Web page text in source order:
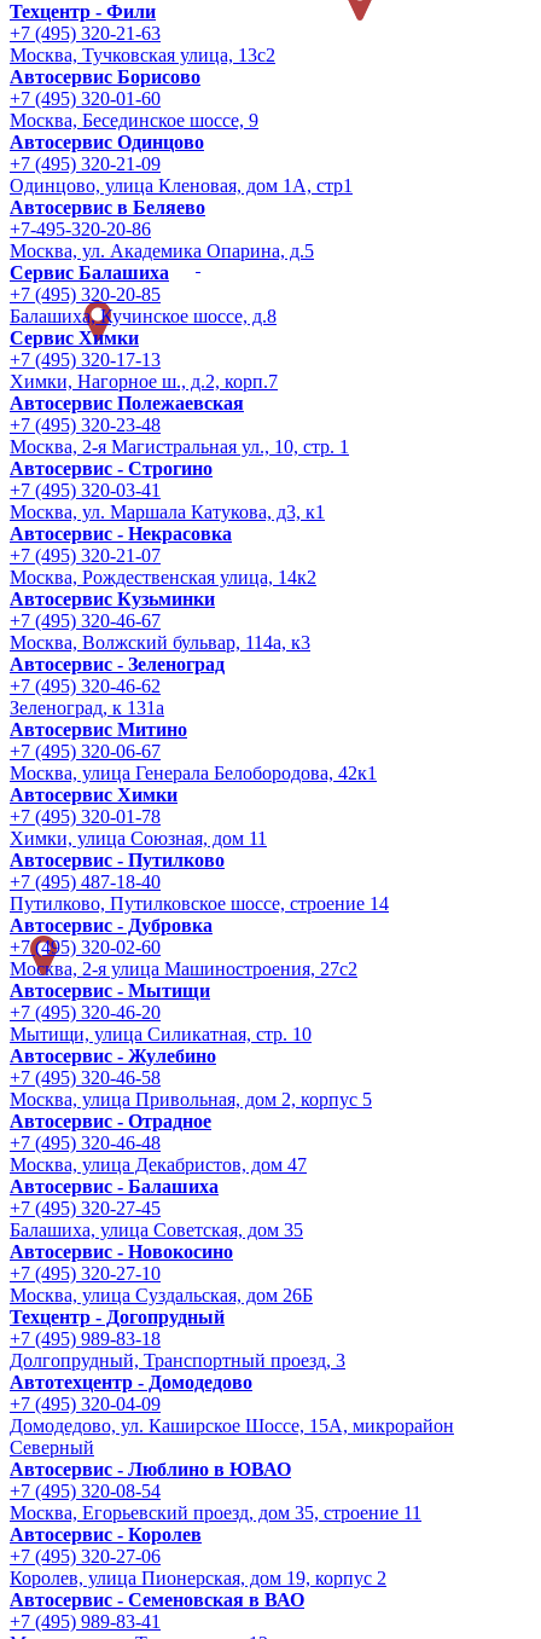
Техцентр - Фили
+7 (495) 320-21-63
Москва, Тучковская улица, 13с2
Автосервис Борисово
+7 (495) 320-01-60
Москва, Бесединское шоссе, 9
Автосервис Одинцово
+7 (495) 320-21-09
Одинцово, улица Кленовая, дом 1А, стр1
Автосервис в Беляево
+7-495-320-20-86
Москва, ул. Академика Опарина, д.5
Сервис Балашиха
+7 (495) 320-20-85
Балашиха, Кучинское шоссе, д.8
Сервис Химки
+7 (495) 320-17-13
Химки, Нагорное ш., д.2, корп.7
Автосервис Полежаевская
+7 (495) 320-23-48
Москва, 2-я Магистральная ул., 10, стр. 1
Автосервис - Строгино
+7 (495) 320-03-41
Москва, ул. Маршала Катукова, д3, к1
Автосервис - Некрасовка
+7 (495) 320-21-07
Москва, Рождественская улица, 14к2
Автосервис Кузьминки
+7 (495) 320-46-67
Москва, Волжский бульвар, 114а, к3
Автосервис - Зеленоград
+7 (495) 320-46-62
Зеленоград, к 131а
Автосервис Митино
+7 (495) 320-06-67
Москва, улица Генерала Белобородова, 42к1
Автосервис Химки
+7 (495) 320-01-78
Химки, улица Союзная, дом 11
Автосервис - Путилково
+7 (495) 487-18-40
Путилково, Путилковское шоссе, строение 14
Автосервис - Дубровка
+7 (495) 320-02-60
Москва, 2-я улица Машиностроения, 27с2
Автосервис - Мытищи
+7 (495) 320-46-20
Мытищи, улица Силикатная, стр. 10
Автосервис - Жулебино
+7 (495) 320-46-58
Москва, улица Привольная, дом 2, корпус 5
Автосервис - Отрадное
+7 (495) 320-46-48
Москва, улица Декабристов, дом 47
Автосервис - Балашиха
+7 (495) 320-27-45
Балашиха, улица Советская, дом 35
Автосервис - Новокосино
+7 (495) 320-27-10
Москва, улица Суздальская, дом 26Б
Техцентр - Догопрудный
+7 (495) 989-83-18
Долгопрудный, Транспортный проезд, 3
Автотехцентр - Домодедово
+7 (495) 320-04-09
Домодедово, ул. Каширское Шоссе, 15А, микрорайон
Северный
Автосервис - Люблино в ЮВАО
+7 (495) 320-08-54
Москва, Егорьевский проезд, дом 35, строение 11
Автосервис - Королев
+7 (495) 320-27-06
Королев, улица Пионерская, дом 19, корпус 2
Автосервис - Семеновская в ВАО
+7 (495) 989-83-41